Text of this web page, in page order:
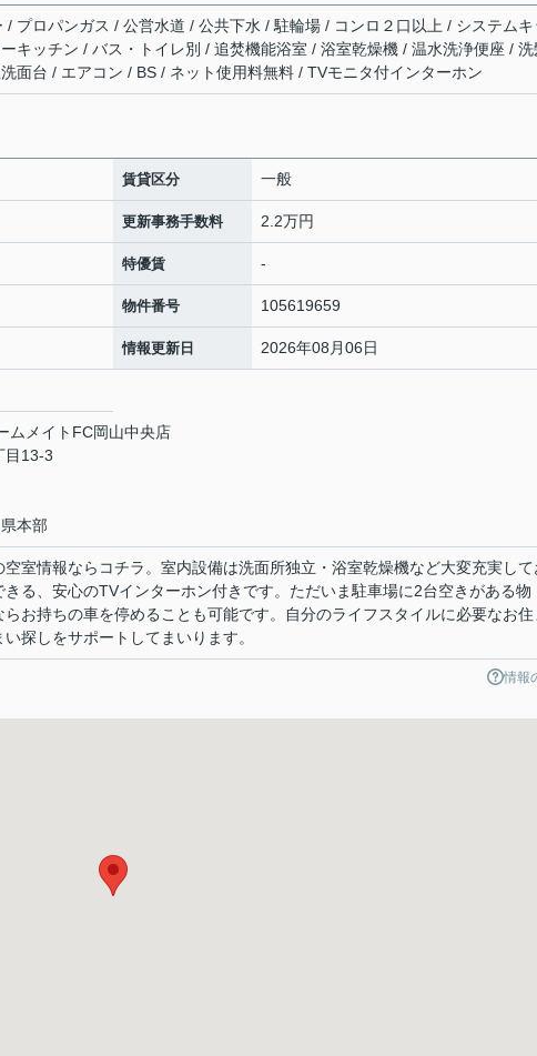
/ プロパンガス / 公営水道 / 公共下水 / 駐輪場 / コンロ２口以上 / システムキ
キッチン / バス・トイレ別 / 追焚機能浴室 / 浴室乾燥機 / 温水洗浄便座 / 洗
面台 / エアコン / BS / ネット使用料無料 / TVモニタ付インターホン
賃貸区分 一般
更新事務手数料 2.2万円
特優賃 -
物件番号 105619659
情報更新日 2026年08月06日
メイトFC岡山中央店
目13-3
本部
室情報ならコチラ。室内設備は洗面所独立・浴室乾燥機など大変充実して
きる、安心のTVインターホン付きです。ただいま駐車場に2台空きがある物
お持ちの車を停めることも可能です。自分のライフスタイルに必要なお住
探しをサポートしてまいります。
情報